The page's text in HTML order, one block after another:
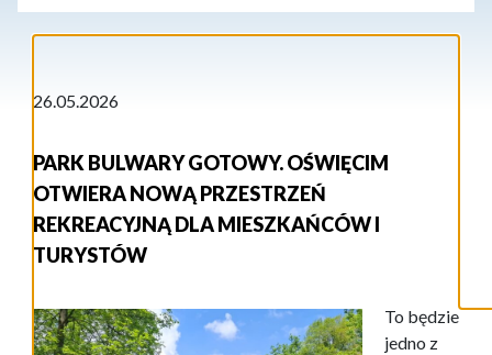
26.05.2026
PARK BULWARY GOTOWY. OŚWIĘCIM
OTWIERA NOWĄ PRZESTRZEŃ
REKREACYJNĄ DLA MIESZKAŃCÓW I
TURYSTÓW
To będzie
jedno z